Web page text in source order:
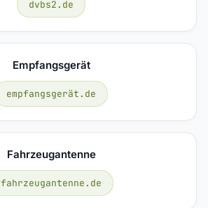
dvbs2.de
Empfangsgerät
empfangsgerät.de
Fahrzeugantenne
fahrzeugantenne.de